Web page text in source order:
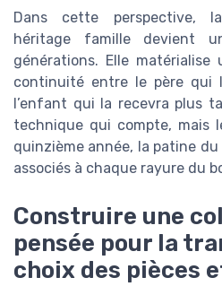
Dans cette perspective,
héritage famille devient
générations. Elle
continuité entre le père qui
l’enfant qui la recevra plus
technique qui compte, mais
quinzième année, la patine
associés à chaque rayure du
Construire une
pensée pour la
choix des pièces